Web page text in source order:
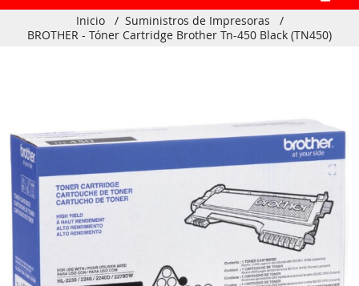
Inicio / Suministros de Impresoras
/
BROTHER - Tóner Cartridge Brother Tn-450 Black (TN450)